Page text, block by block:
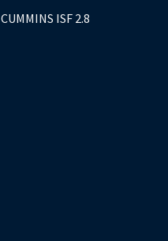
CUMMINS ISF 2.8